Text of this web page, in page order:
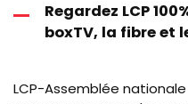
Regardez LCP
boxTV, la fibre et
LCP-Assemblée nationale